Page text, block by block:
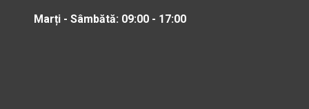
Marți - Sâmbătă: 09:00 - 17:00